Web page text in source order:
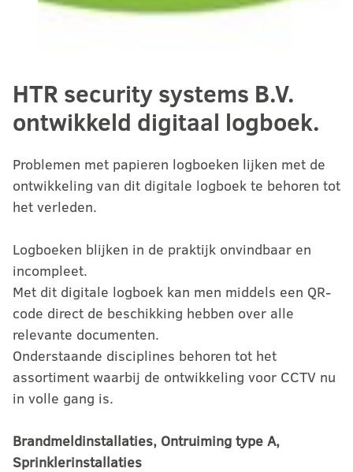
HTR security systems B.V.
ontwikkeld digitaal logboek.
Problemen met papieren logboeken lijken met de
ontwikkeling van dit digitale logboek te behoren tot
het verleden.
Logboeken blijken in de praktijk onvindbaar en
incompleet.
Met dit digitale logboek kan men middels een QR-
code direct de beschikking hebben over alle
relevante documenten.
Onderstaande disciplines behoren tot het
assortiment waarbij de ontwikkeling voor CCTV nu
in volle gang is.
Brandmeldinstallaties, Ontruiming type A,
Sprinklerinstallaties